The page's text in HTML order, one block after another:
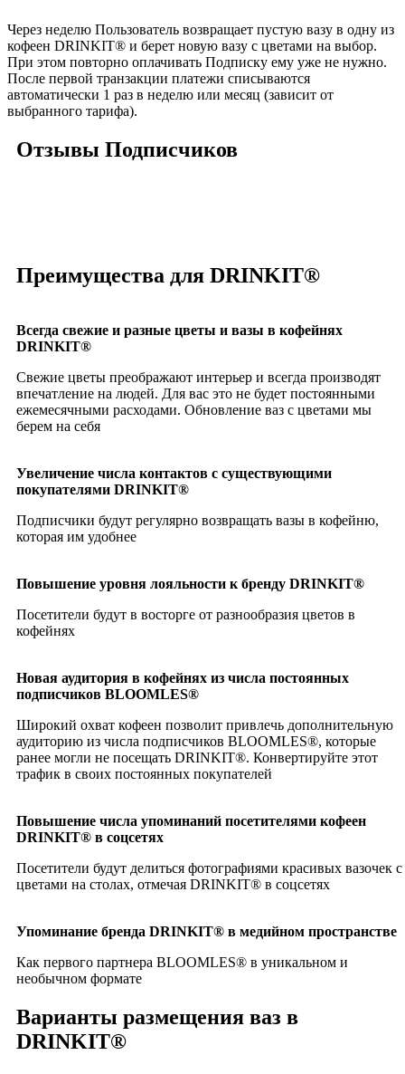
Через неделю Пользователь возвращает пустую вазу в одну из
кофеен DRINKIT® и берет новую вазу с цветами на выбор.
При этом повторно оплачивать Подписку ему уже не нужно.
После первой транзакции платежи списываются
автоматически 1 раз в неделю или месяц (зависит от
выбранного тарифа).
Отзывы Подписчиков
Преимущества для DRINKIT®
Всегда свежие и разные цветы и вазы в кофейнях
DRINKIT®
Свежие цветы преображают интерьер и всегда производят
впечатление на людей. Для вас это не будет постоянными
ежемесячными расходами. Обновление ваз с цветами мы
берем на себя
Увеличение числа контактов с существующими
покупателями DRINKIT®
Подписчики будут регулярно возвращать вазы в кофейню,
которая им удобнее
Повышение уровня лояльности к бренду DRINKIT®
Посетители будут в восторге от разнообразия цветов в
кофейнях
Новая аудитория в кофейнях из числа постоянных
подписчиков BLOOMLES®
Широкий охват кофеен позволит привлечь дополнительную
аудиторию из числа подписчиков BLOOMLES®, которые
ранее могли не посещать DRINKIT®. Конвертируйте этот
трафик в своих постоянных покупателей
Повышение числа упоминаний посетителями кофеен
DRINKIT® в соцсетях
Посетители будут делиться фотографиями красивых вазочек с
цветами на столах, отмечая DRINKIT® в соцсетях
Упоминание бренда DRINKIT® в медийном пространстве
Как первого партнера BLOOMLES® в уникальном и
необычном формате
Варианты размещения ваз в
DRINKIT®